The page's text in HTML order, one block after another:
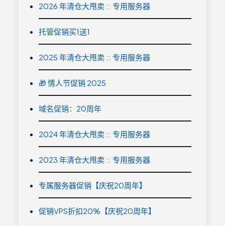
2026 年清仓大甩卖 :: 专用服务器
托管促销买1送1
2025 年清仓大甩卖 :: 专用服务器
🎁 情人节促销 2025
域名促销：20周年
2024 年清仓大甩卖 :: 专用服务器
2023 年清仓大甩卖 :: 专用服务器
专属服务器促销【庆祝20周年】
促销VPS折扣20%【庆祝20周年】